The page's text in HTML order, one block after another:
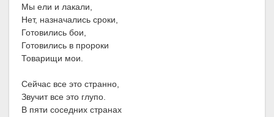
Мы ели и лакали,
Нет, назначались сроки,
Готовились бои,
Готовились в пророки
Товарищи мои.
Сейчас все это странно,
Звучит все это глупо.
В пяти соседних странах